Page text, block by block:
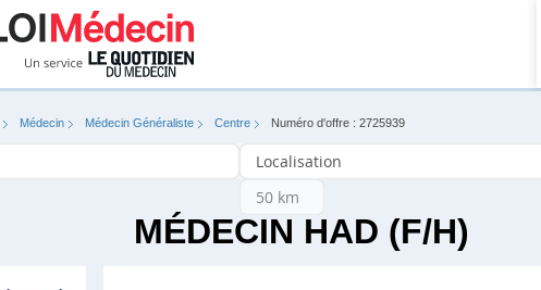
Médecin Médecin Généraliste Centre Numéro d'offre : 2725939
MÉDECIN HAD (F/H)